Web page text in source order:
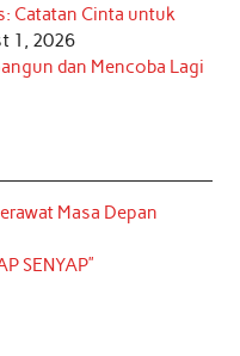
Catatan Cinta untuk
1, 2026
dan Mencoba Lagi
Masa Depan
SENYAP”